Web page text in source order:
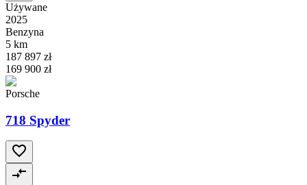
Używane
2025
Benzyna
5 km
187 897 zł
169 900 zł
Porsche
718 Spyder